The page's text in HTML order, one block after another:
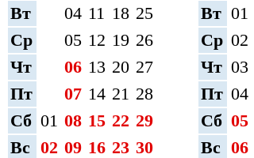
Вт
04 11 18 25
Ср
05 12 19 26
Чт
06 13 20 27
Пт
07 14 21 28
Сб 01 08 15 22 29
Вс 02 09 16 23 30
Вт 01
Ср 02
Чт 03
Пт 04
Сб 05
Вс 06